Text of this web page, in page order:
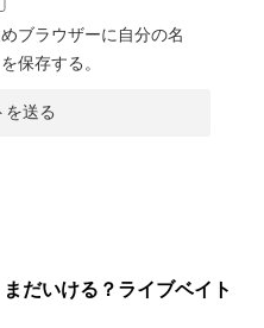
ブラウザーに自分の名
保存する。
まだいける？ライブベイト